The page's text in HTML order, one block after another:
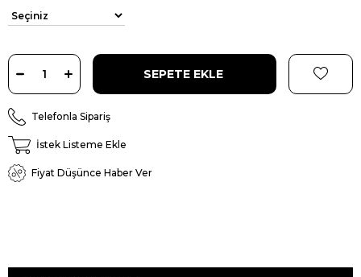
Telefonla Sipariş
İstek Listeme Ekle
Fiyat Düşünce Haber Ver